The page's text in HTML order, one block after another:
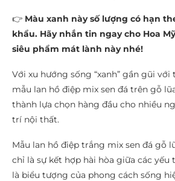
👉 Màu xanh này số lượng có hạn
khẩu. Hãy nhắn tin ngay cho Hoa
siêu phẩm mát lành này nhé!
Với xu hướng sống “xanh” gần gũi với
mẫu lan hồ điệp mix sen đá trên gỗ
thành lựa chọn hàng đầu cho nhiều
trí nội thất.
Mẫu lan hồ điệp trắng mix sen đá gỗ
chỉ là sự kết hợp hài hòa giữa các
là biểu tượng của phong cách sống